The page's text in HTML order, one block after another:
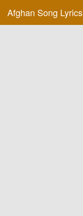
Afghan Song Lyrics